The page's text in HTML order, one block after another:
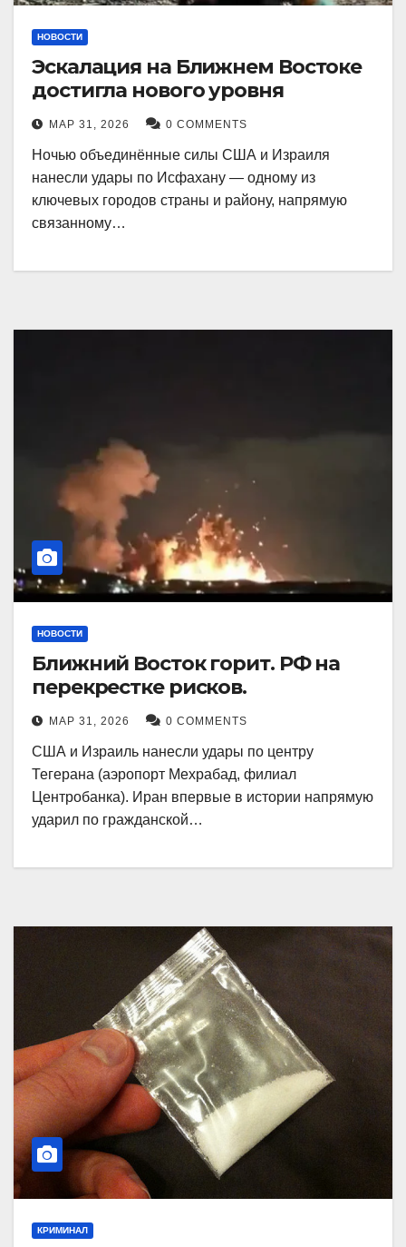
НОВОСТИ
Эскалация на Ближнем Востоке
достигла нового уровня
МАР 31, 2026 0 COMMENTS
Ночью объединённые силы США и Израиля
нанесли удары по Исфахану — одному из
ключевых городов страны и району, напрямую
связанному…
НОВОСТИ
Ближний Восток горит. РФ на
перекрестке рисков.
МАР 31, 2026 0 COMMENTS
США и Израиль нанесли удары по центру
Тегерана (аэропорт Мехрабад, филиал
Центробанка). Иран впервые в истории напрямую
ударил по гражданской…
КРИМИНАЛ